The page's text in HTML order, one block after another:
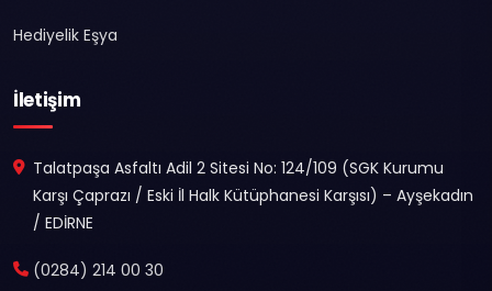
Hediyelik Eşya
İletişim
Talatpaşa Asfaltı Adil 2 Sitesi No: 124/109 (SGK Kurumu
Karşı Çaprazı / Eski İl Halk Kütüphanesi Karşısı) – Ayşekadın
/ EDİRNE
(0284) 214 00 30